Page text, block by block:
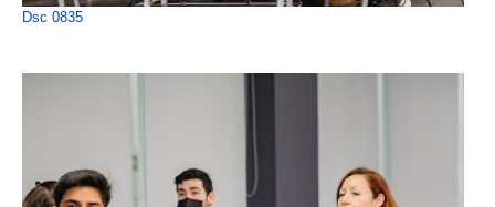
Dsc 0835